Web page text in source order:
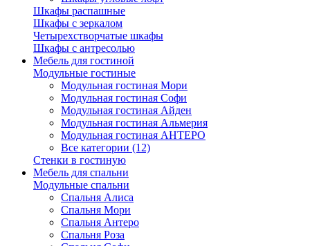
Шкафы распашные
Шкафы с зеркалом
Четырехстворчатые шкафы
Шкафы с антресолью
Мебель для гостиной
Модульные гостиные
Модульная гостиная Мори
Модульная гостиная Софи
Модульная гостиная Айден
Модульная гостиная Альмерия
Модульная гостиная АНТЕРО
Все категории (12)
Стенки в гостиную
Мебель для спальни
Модульные спальни
Спальня Алиса
Спальня Мори
Спальня Антеро
Спальня Роза